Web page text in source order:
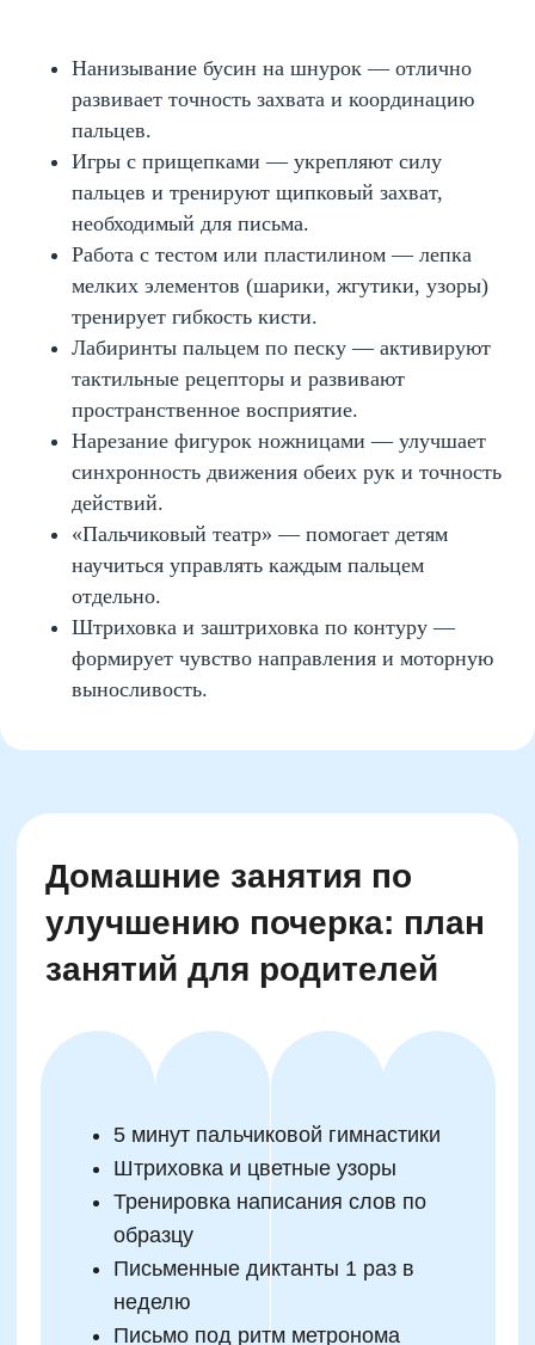
Нанизывание бусин на шнурок — отлично
развивает точность захвата и координацию
пальцев.
Игры с прищепками — укрепляют силу
пальцев и тренируют щипковый захват,
необходимый для письма.
Работа с тестом или пластилином — лепка
мелких элементов (шарики, жгутики, узоры)
тренирует гибкость кисти.
Лабиринты пальцем по песку — активируют
тактильные рецепторы и развивают
пространственное восприятие.
Нарезание фигурок ножницами — улучшает
синхронность движения обеих рук и точность
действий.
«Пальчиковый театр» — помогает детям
научиться управлять каждым пальцем
отдельно.
Штриховка и заштриховка по контуру —
формирует чувство направления и моторную
выносливость.
Получите пропись-
нейротренажербесплатно
Подпишитесь на нашу рассылку и ТГ-канал
Получить полезные материалы
Ответы на популярные
вопросы родителей: «Как
исправить почерк